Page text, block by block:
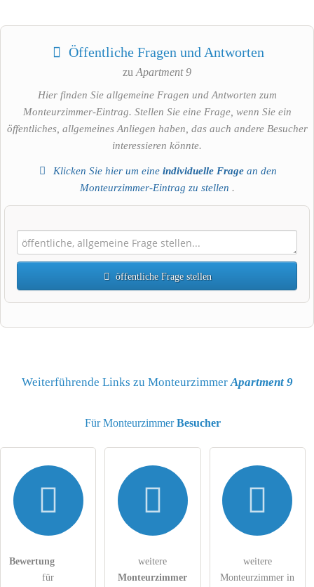
Öffentliche Fragen und Antworten
zu Apartment 9
Hier finden Sie allgemeine Fragen und Antworten zum
Monteurzimmer-Eintrag. Stellen Sie eine Frage, wenn Sie ein
öffentliches, allgemeines Anliegen haben, das auch andere Besucher
interessieren könnte.
Klicken Sie hier um eineindividuelle Frage an den
Monteurzimmer-Eintrag zu stellen .
öffentliche Frage stellen
Name
Hiermit akzeptiere ich die AGB.
öffentliche Frage stellen Abbrechen
Weiterführende Links zu MonteurzimmerApartment 9
Für MonteurzimmerBesucher
Bewertung
für
weitere
Monteurzimmer
weitere
Monteurzimmer in